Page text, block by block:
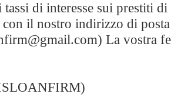
di interesse sui prestiti di
il nostro indirizzo di
La vostra